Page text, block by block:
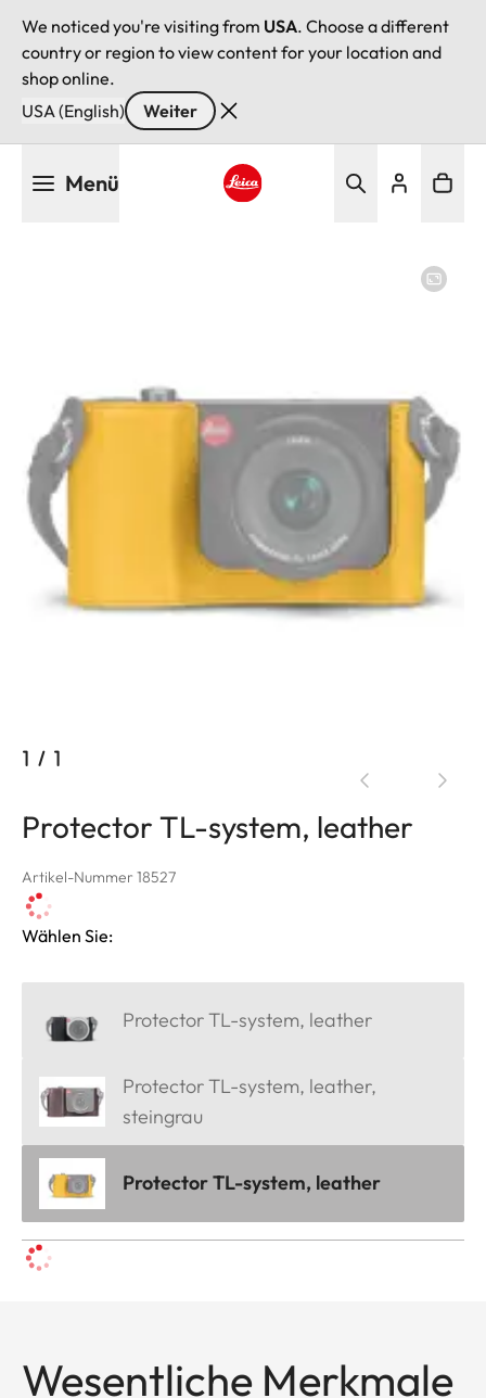
We noticed you're visiting from USA. Choose a different
country or region to view content for your location and
shop online.
USA (English)
Weiter
Menü
1 / 1
Protector TL-system, leather
Artikel-Nummer 18527
Wählen Sie:
Protector TL-system, leather
Protector TL-system, leather,
steingrau
Protector TL-system, leather
Wesentliche Merkmale